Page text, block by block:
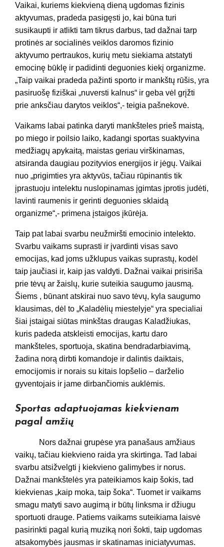
Vaikai, kuriems kiekvieną dieną ugdomas fizinis
aktyvumas, pradeda pasigęsti jo, kai būna turi
susikaupti ir atlikti tam tikrus darbus, tad dažnai tarp
protinės ar socialinės veiklos daromos fizinio
aktyvumo pertraukos, kurių metu siekiama atstatyti
emocinę būklę ir padidinti deguonies kiekį organizme.
„Taip vaikai pradeda pažinti sporto ir mankštų rūšis, yra
pasiruošę fiziškai „nuversti kalnus“ ir geba vėl grįžti
prie anksčiau darytos veiklos“,- teigia pašnekovė.
Vaikams labai patinka daryti mankšteles prieš maistą,
po miego ir poilsio laiko, kadangi sportas suaktyvina
medžiagų apykaitą, maistas geriau virškinamas,
atsiranda daugiau pozityvios energijos ir jėgų. Vaikai
nuo „prigimties yra aktyvūs, tačiau rūpinantis tik
įprastuoju intelektu nuslopinamas įgimtas įprotis judėti,
lavinti raumenis ir gerinti deguonies sklaidą
organizme“,- primena įstaigos įkūrėja.
Taip pat labai svarbu neužmiršti emocinio intelekto.
Svarbu vaikams suprasti ir įvardinti visas savo
emocijas, kad joms užklupus vaikas suprastų, kodėl
taip jaučiasi ir, kaip jas valdyti. Dažnai vaikai prisiriša
prie tėvų ar žaislų, kurie suteikia saugumo jausmą.
Šiems , būnant atskirai nuo savo tėvų, kyla saugumo
klausimas, dėl to „Kaladėlių miestelyje“ yra specialiai
šiai įstaigai siūtas minkštas draugas Kaladžiukas,
kuris padeda atskleisti emocijas, kartu daro
mankšteles, sportuoja, skatina bendradarbiavimą,
žadina norą dirbti komandoje ir dalintis daiktais,
emocijomis ir norais su kitais lopšelio – darželio
gyventojais ir jame dirbančiomis auklėmis.
Sportas adaptuojamas kiekvienam
pagal amžių
Nors dažnai grupėse yra panašaus amžiaus
vaikų, tačiau kiekvieno raida yra skirtinga. Tad labai
svarbu atsižvelgti į kiekvieno galimybes ir norus.
Dažnai mankštelės yra pateikiamos kaip šokis, tad
kiekvienas „kaip moka, taip šoka“. Tuomet ir vaikams
smagu matyti savo augimą ir būtų linksma ir džiugu
sportuoti drauge. Patiems vaikams suteikiama laisvė
pasirinkti pagal kurią muziką nori šokti, taip ugdomas
atsakomybės jausmas ir skatinamas iniciatyvumas.